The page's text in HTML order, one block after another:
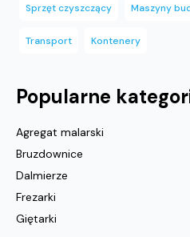
Sprzęt czyszczący Maszyny
Transport Kontenery
Popularne
Agregat malarski
Bruzdownice
Dalmierze
Frezarki
Giętarki